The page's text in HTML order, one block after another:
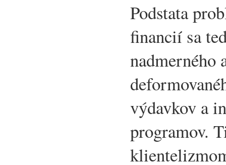
Podstata
financií sa
nadmerného
výdavkov a
programov.